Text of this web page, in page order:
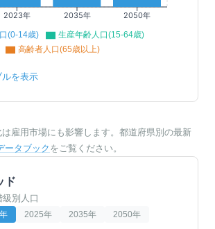
2023年 2035年 2050年
(0-14歳)
生産年齢人口(15-64歳)
高齢者人口(65歳以上)
を表示
雇用市場にも影響します。都道府県別の最新
ータブック をご覧ください。
ド
別人口
年 2025年 2035年 2050年